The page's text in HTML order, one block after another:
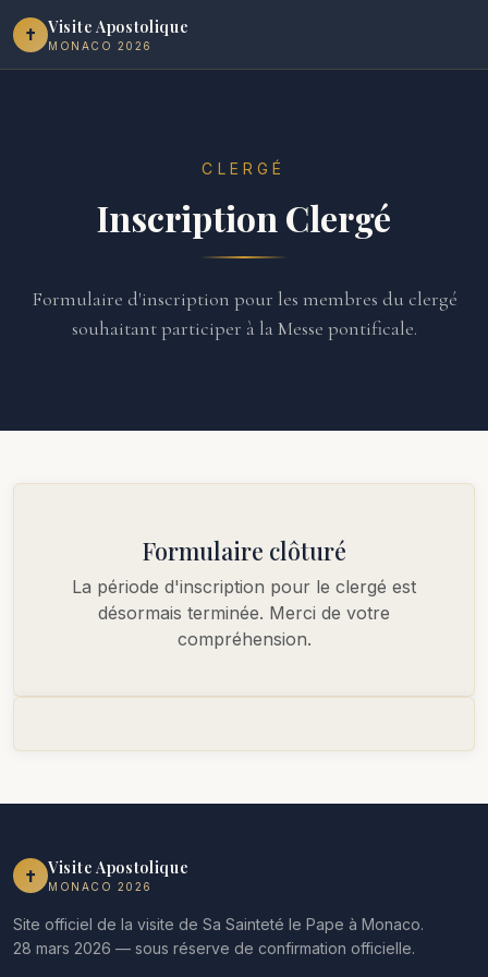
✝︎ Visite Apostolique
MONACO 2026
CLERGÉ
Inscription Clergé
Formulaire d'inscription pour les membres du clergé
souhaitant participer à la Messe pontificale.
Formulaire clôturé
La période d'inscription pour le clergé est
désormais terminée. Merci de votre
compréhension.
✝︎ Visite Apostolique
MONACO 2026
Site officiel de la visite de Sa Sainteté le Pape à Monaco.
28 mars 2026 — sous réserve de confirmation officielle.